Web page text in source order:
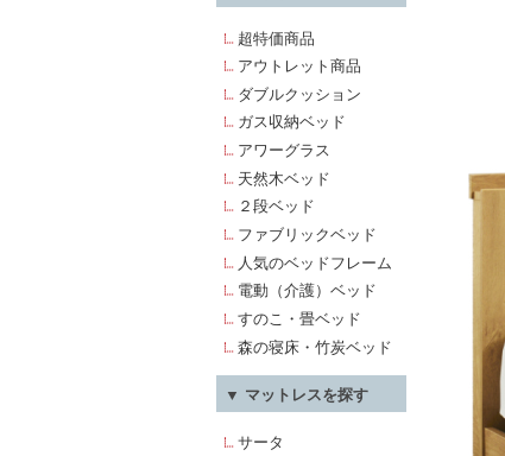
超特価商品
アウトレット商品
ダブルクッション
ガス収納ベッド
アワーグラス
天然木ベッド
２段ベッド
ファブリックベッド
人気のベッドフレーム
電動（介護）ベッド
すのこ・畳ベッド
森の寝床・竹炭ベッド
▼ マットレスを探す
サータ